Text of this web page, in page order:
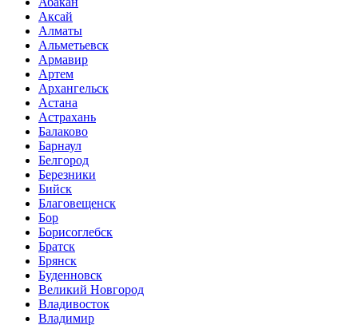
Аксай
Алматы
Альметьевск
Армавир
Артем
Архангельск
Астана
Астрахань
Балаково
Барнаул
Белгород
Березники
Бийск
Благовещенск
Бор
Борисоглебск
Братск
Брянск
Буденновск
Великий Новгород
Владивосток
Владимир